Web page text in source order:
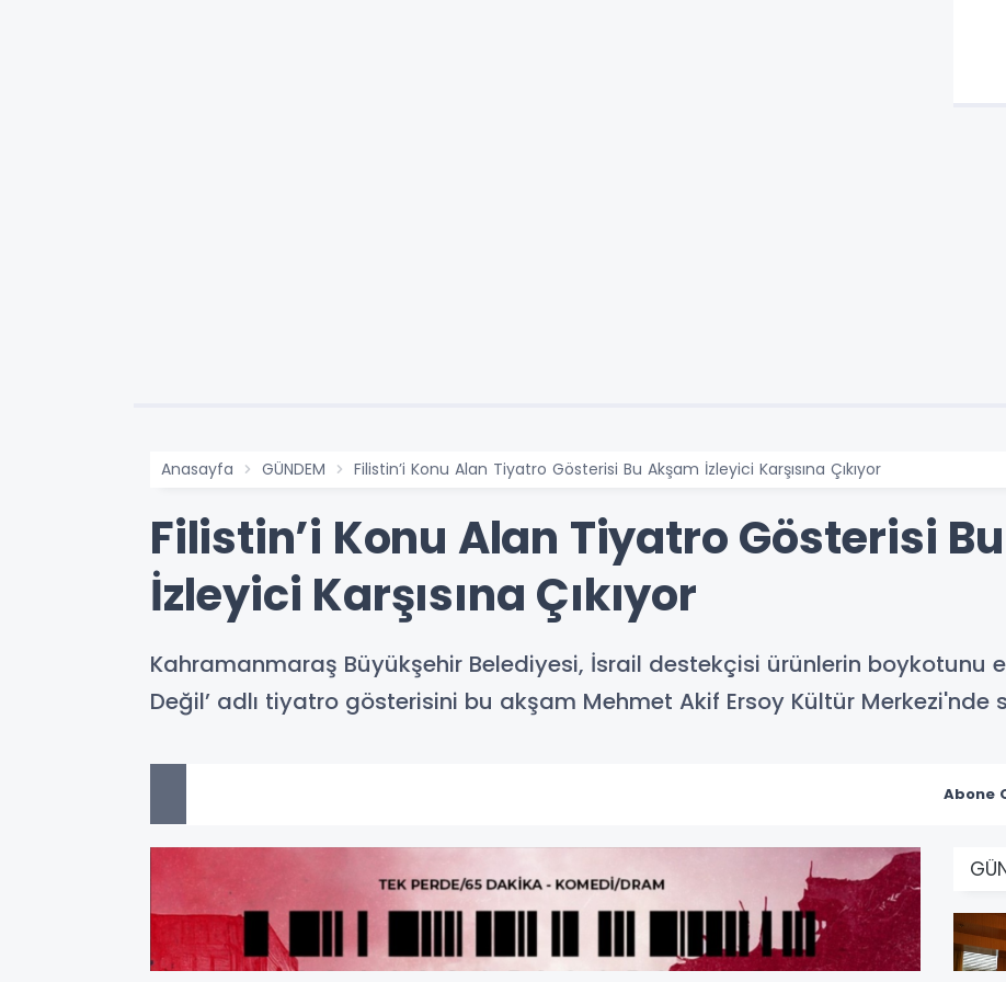
Anasayfa GÜNDEM Filistin’i Konu Alan Tiyatro Gösterisi Bu Akşam İzleyici Karşısına Çıkıyor
Filistin’i Konu Alan Tiyatro Gösterisi
İzleyici Karşısına Çıkıyor
Kahramanmaraş Büyükşehir Belediyesi, İsrail destekçisi ürünlerin boykotunu
Değil’ adlı tiyatro gösterisini bu akşam Mehmet Akif Ersoy Kültür Merkezi'nde
Abone